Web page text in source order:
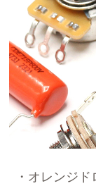
・オレンジ